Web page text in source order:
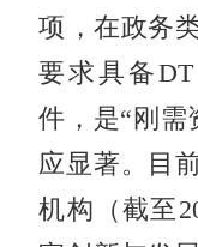
项‌，在政务
要求具备
件，是“刚需
应显著。目
机构（截至